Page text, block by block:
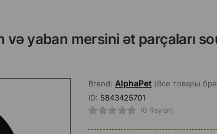
və yaban mersini ət parçaları
Brend: AlphaPet (Все товары
ID: 5843425701
(0 Rəylər)